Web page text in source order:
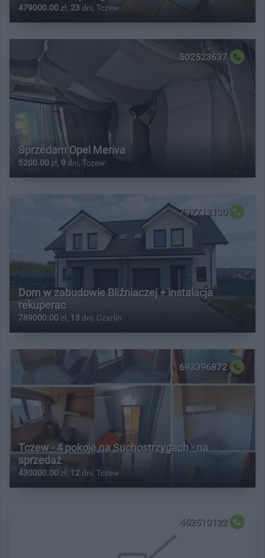
479000.00 zł, 23 dni, Tczew
502523637
Sprzedam Opel Meriva
5200.00 zł, 9 dni, Tczew
797712130
Dom w zabudowie Bliźniaczej + instalacja
rekuperac
789000.00 zł, 13 dni, Czarlin
693396872
Tczew - 4 pokoje na Suchostrzygach - na
sprzedaż
430000.00 zł, 12 dni, Tczew
452510122